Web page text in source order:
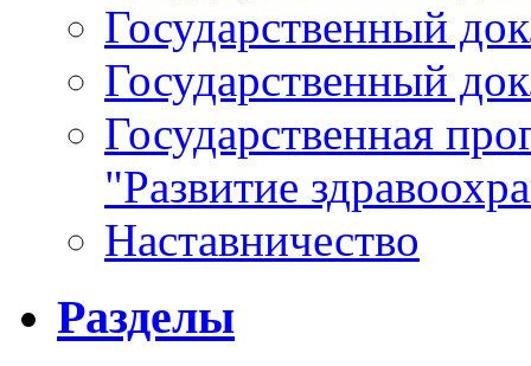
Государственный
Государственный
Государственная
"Развитие
Наставничество
Разделы